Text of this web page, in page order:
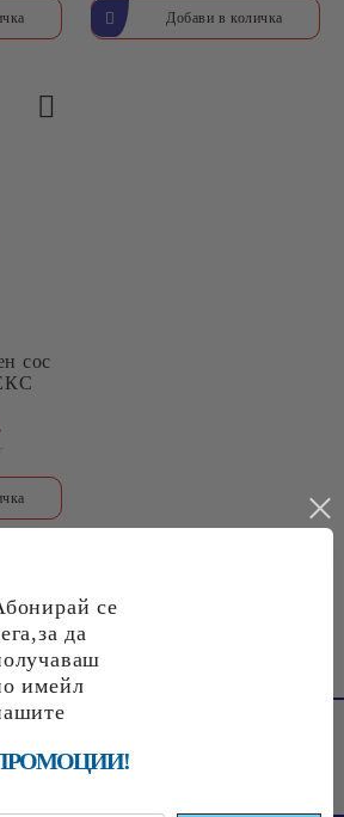
сос
«
1 »
се
да
имейл